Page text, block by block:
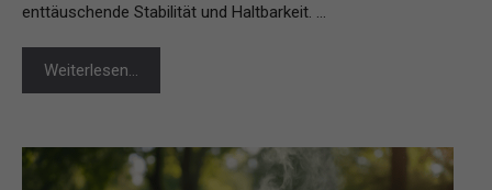
enttäuschende Stabilität und Haltbarkeit. …
Weiterlesen…